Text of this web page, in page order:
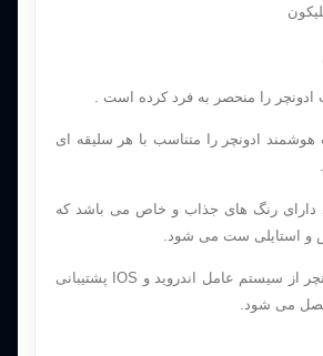
ادونچر را منحصر به فرد کرده است .
ادونچر را متناسب با هر سلیقه ای
رنگ های جذاب و خاص می باشد که
و استایلی ست می شود.
ساعت هوشمند ادونچر از سیستم عامل اندروید و IOS پشتیبانی
می شود.